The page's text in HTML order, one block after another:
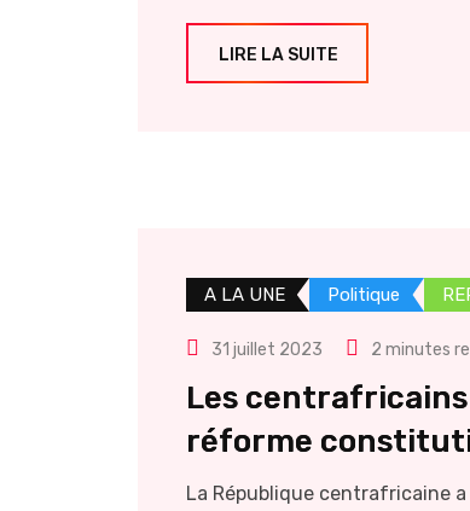
LIRE LA SUITE
A LA UNE Politique
31 juillet 2023 2 minutes
Les
réforme
La République centrafricaine